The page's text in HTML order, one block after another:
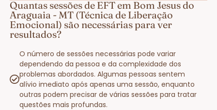
Quantas sessões de EFT em Bom Jesus do
Araguaia - MT (Técnica de Liberação
Emocional) são necessárias para ver
resultados?
O número de sessões necessárias pode variar
dependendo da pessoa e da complexidade dos
problemas abordados. Algumas pessoas sentem
alívio imediato após apenas uma sessão, enquanto
outras podem precisar de várias sessões para tratar
questões mais profundas.